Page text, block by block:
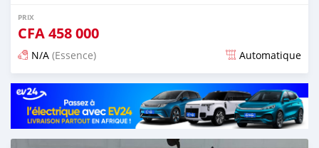
PRIX
CFA458 000
N/A (Essence) Automatique
Publié il y a environ 2 mois